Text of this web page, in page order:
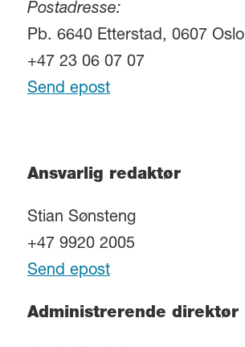
Postadresse:
Pb. 6640 Etterstad, 0607 Oslo
+47 23 06 07 07
Send epost
Ansvarlig redaktør
Stian Sønsteng
+47 9920 2005
Send epost
Administrerende direktør